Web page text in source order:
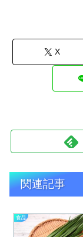
X
関連記事
食品